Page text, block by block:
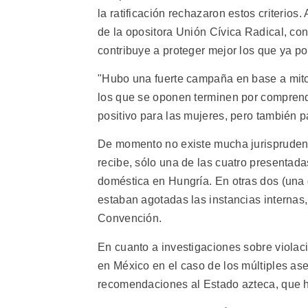
la ratificación rechazaron estos
de la opositora Unión Cívica Radical,
contribuye a proteger mejor los que ya
"Hubo una fuerte campaña en base a
los que se oponen terminen por
positivo para las mujeres, pero también
De momento no existe mucha
recibe, sólo una de las cuatro
doméstica en Hungría. En otras dos
estaban agotadas las instancias
Convención.
En cuanto a investigaciones sobre
en México en el caso de los múltiples
recomendaciones al Estado azteca,